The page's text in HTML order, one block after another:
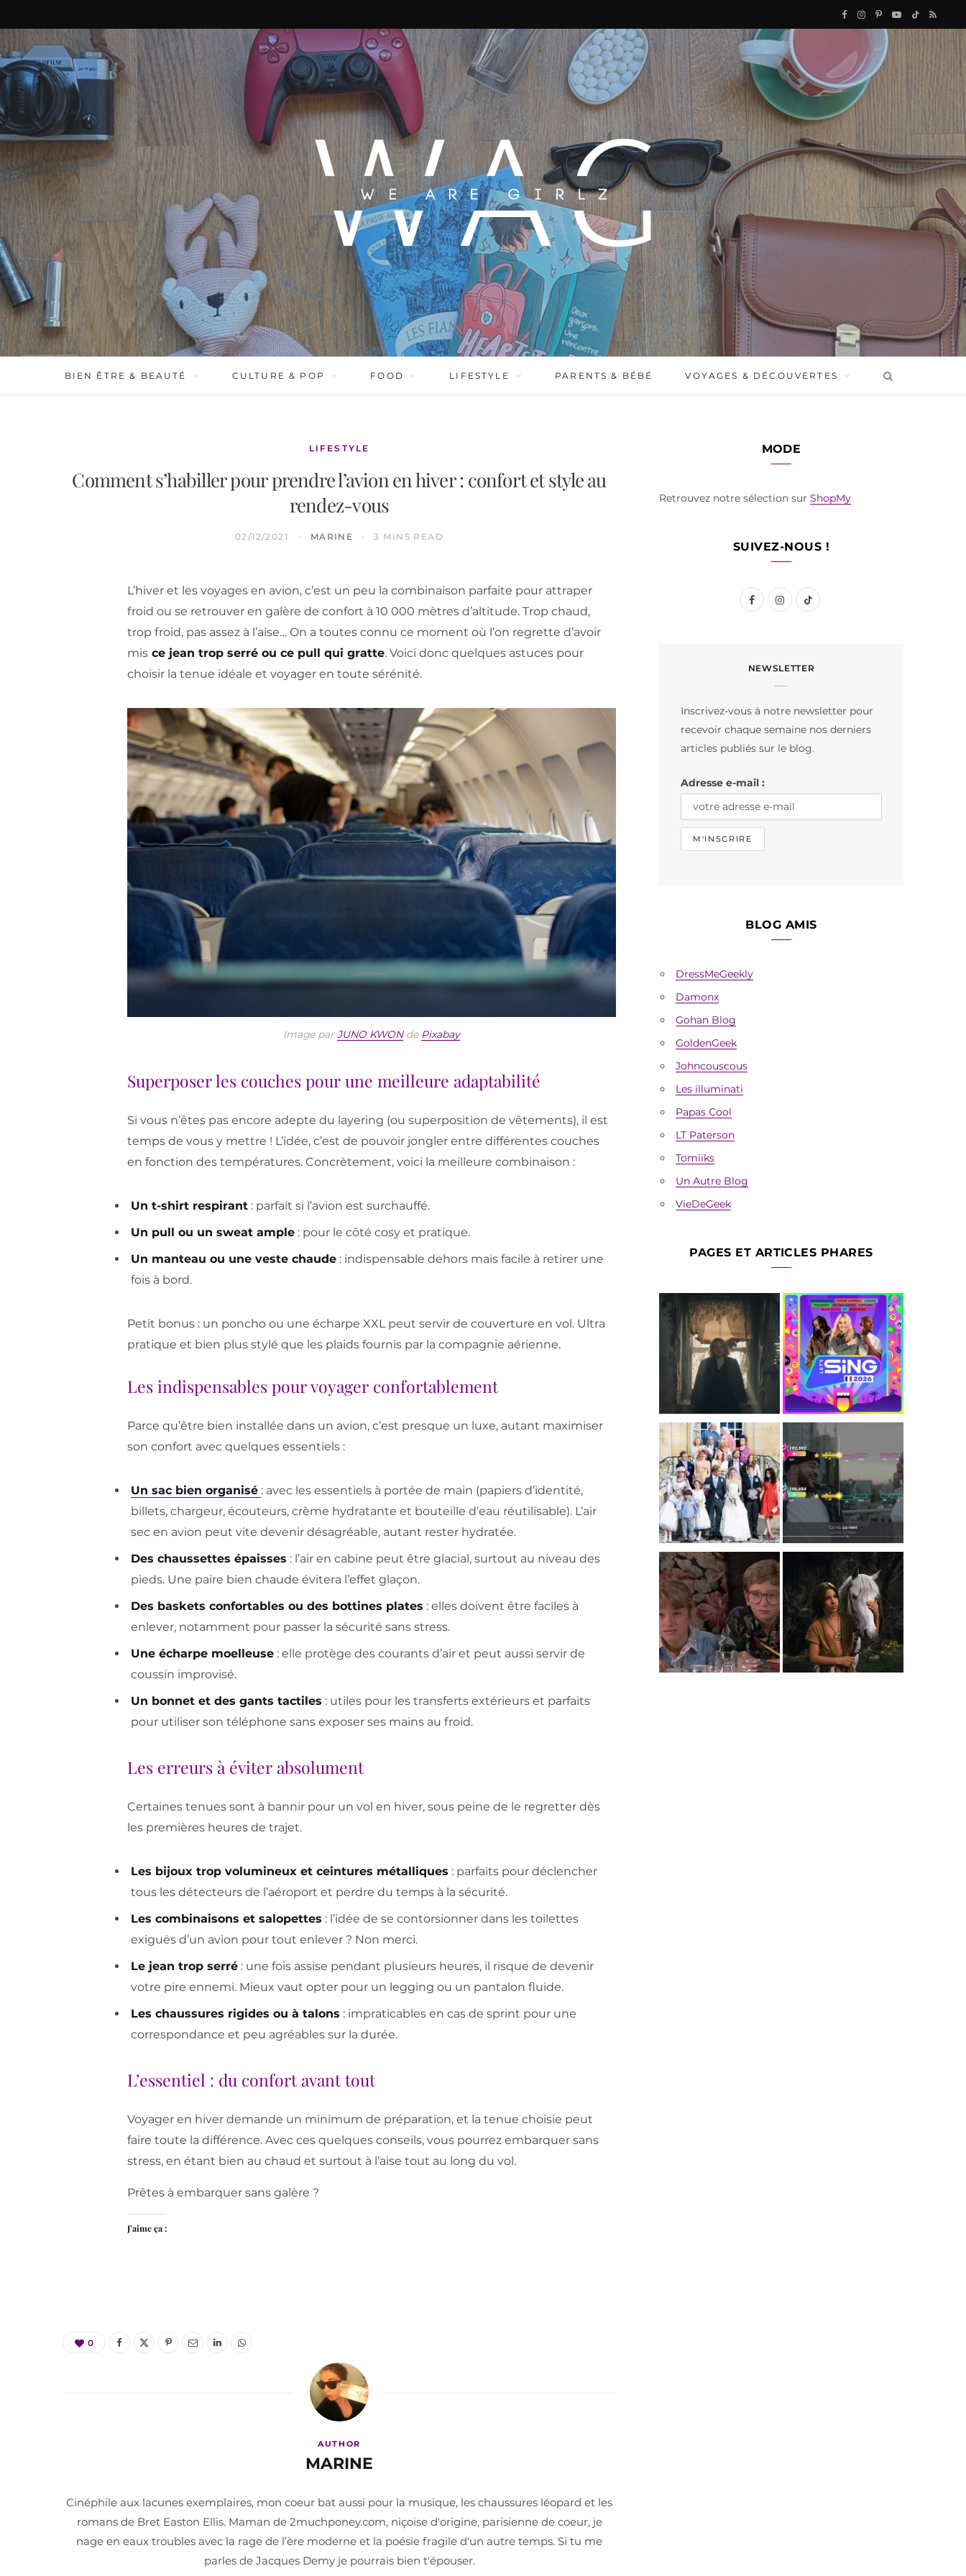
F
c
o
k
I
s
g
a
P
r
Y
b
e
T
k
R
BIEN ÊTRE & BEAUTÉ CULTURE & POP FOOD LIFESTYLE PARENTS & BÉBÉ VOYAGES & DÉCOUVERTES
LIFESTYLE
Comment s’habiller pour prendre l’avion en hiver : confort et style au
rendez-vous
02/12/2021 MARINE 3 MINS READ
L’hiver et les voyages en avion, c’est un peu la combinaison parfaite pour attraper
froid ou se retrouver en galère de confort à 10 000 mètres d’altitude. Trop chaud,
trop froid, pas assez à l’aise… On a toutes connu ce moment où l’on regrette d’avoir
mis ce jean trop serré ou ce pull qui gratte. Voici donc quelques astuces pour
choisir la tenue idéale et voyager en toute sérénité.
Image parJUNO KWONde Pixabay
Superposer les couches pour une meilleure adaptabilité
Si vous n’êtes pas encore adepte du layering (ou superposition de vêtements), il est
temps de vous y mettre ! L’idée, c’est de pouvoir jongler entre différentes couches
en fonction des températures. Concrètement, voici la meilleure combinaison :
Un t-shirt respirant : parfait si l’avion est surchauffé.
Un pull ou un sweat ample : pour le côté cosy et pratique.
Un manteau ou une veste chaude : indispensable dehors mais facile à retirer une
fois à bord.
Petit bonus : un poncho ou une écharpe XXL peut servir de couverture en vol. Ultra
pratique et bien plus stylé que les plaids fournis par la compagnie aérienne.
Les indispensables pour voyager confortablement
Parce qu’être bien installée dans un avion, c’est presque un luxe, autant maximiser
son confort avec quelques essentiels :
Un sac bien organisé : avec les essentiels à portée de main (papiers d’identité,
billets, chargeur, écouteurs, crème hydratante et bouteille d’eau réutilisable). L’air
sec en avion peut vite devenir désagréable, autant rester hydratée.
Des chaussettes épaisses : l’air en cabine peut être glacial, surtout au niveau des
pieds. Une paire bien chaude évitera l’effet glaçon.
Des baskets confortables ou des bottines plates : elles doivent être faciles à
enlever, notamment pour passer la sécurité sans stress.
Une écharpe moelleuse : elle protège des courants d’air et peut aussi servir de
coussin improvisé.
Un bonnet et des gants tactiles : utiles pour les transferts extérieurs et parfaits
pour utiliser son téléphone sans exposer ses mains au froid.
Les erreurs à éviter absolument
Certaines tenues sont à bannir pour un vol en hiver, sous peine de le regretter dès
les premières heures de trajet.
Les bijoux trop volumineux et ceintures métalliques : parfaits pour déclencher
tous les détecteurs de l’aéroport et perdre du temps à la sécurité.
Les combinaisons et salopettes : l’idée de se contorsionner dans les toilettes
exiguës d’un avion pour tout enlever ? Non merci.
Le jean trop serré : une fois assise pendant plusieurs heures, il risque de devenir
votre pire ennemi. Mieux vaut opter pour un legging ou un pantalon fluide.
Les chaussures rigides ou à talons : impraticables en cas de sprint pour une
correspondance et peu agréables sur la durée.
L’essentiel : du confort avant tout
Voyager en hiver demande un minimum de préparation, et la tenue choisie peut
faire toute la différence. Avec ces quelques conseils, vous pourrez embarquer sans
stress, en étant bien au chaud et surtout à l’aise tout au long du vol.
Prêtes à embarquer sans galère ?
J’aime ça :
0
AUTHOR
MARINE
Cinéphile aux lacunes exemplaires, mon coeur bat aussi pour la musique, les chaussures léopard et les
romans de Bret Easton Ellis. Maman de 2muchponey.com, niçoise d'origine, parisienne de coeur, je
nage en eaux troubles avec la rage de l’ère moderne et la poésie fragile d'un autre temps. Si tu me
parles de Jacques Demy je pourrais bien t'épouser.
MODE
Retrouvez notre sélection sur ShopMy
SUIVEZ-NOUS !
F
e
o
I
t
r
m
T
T
NEWSLETTER
Inscrivez-vous à notre newsletter pour
recevoir chaque semaine nos derniers
articles publiés sur le blog.
Adresse e-mail :
BLOG AMIS
DressMeGeekly
Damonx
Gohan Blog
GoldenGeek
Johncouscous
Les illuminati
Papas Cool
LT Paterson
Tomiiks
Un Autre Blog
VieDeGeek
PAGES ET ARTICLES PHARES